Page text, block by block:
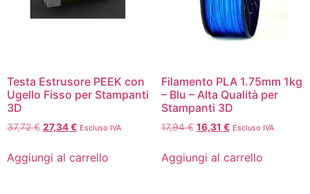
Testa Estrusore PEEK con
Ugello Fisso per Stampanti
3D
37,72€ 27,34€ Escluso IVA
Aggiungi al carrello
Filamento PLA 1.75mm 1kg
– Blu – Alta Qualità per
Stampanti 3D
17,94€ 16,31 € Escluso IVA
Aggiungi al carrello